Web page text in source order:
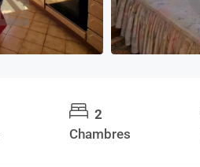
2
Chambres